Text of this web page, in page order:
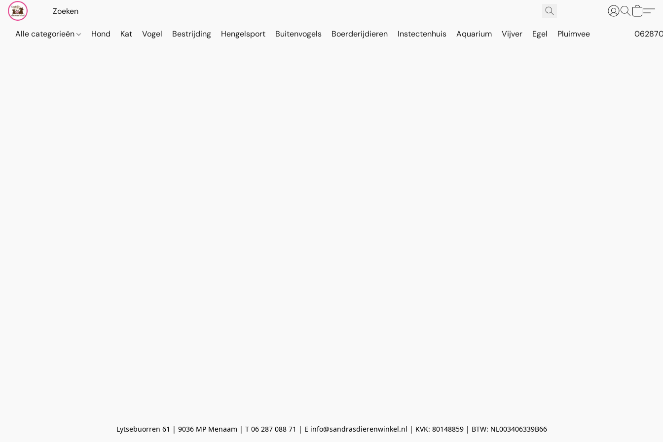
Alle categorieën Hond Kat Vogel Bestrijding Hengelsport Buitenvogels Boerderijdieren Instectenhuis Aquarium Vijver Egel Pluimvee
Lytsebuorren 61 | 9036 MP Menaam | T 06 287 088 71 | E info@sandrasdierenwinkel.nl | KVK: 80148859 | BTW: NL003406339B66